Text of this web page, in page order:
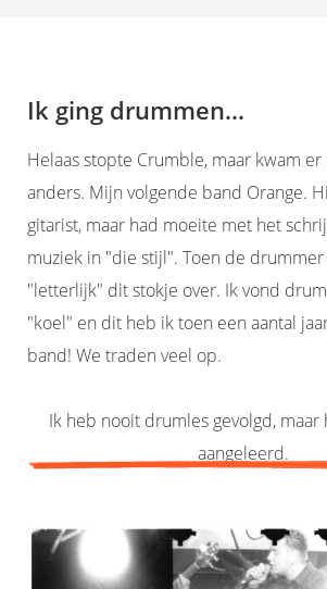
Ik ging drummen...
Helaas stopte Crumble, maar kwam
anders. Mijn volgende band Orange.
gitarist, maar had moeite met het
muziek in "die stijl". Toen de
"letterlijk" dit stokje over. Ik vond
"koel" en dit heb ik toen een aantal
band! We traden veel op.
Ik heb nooit drumles gevolgd,
aangeleerd.